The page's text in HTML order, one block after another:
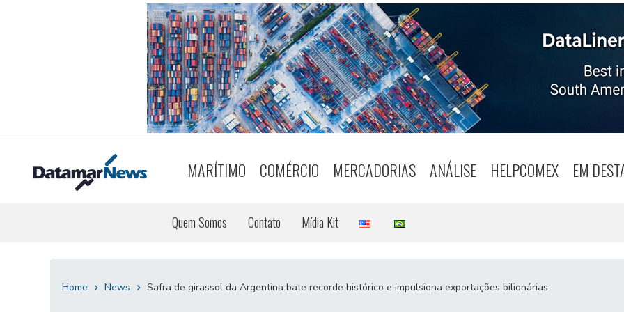
MARÍTIMO COMÉRCIO MERCADORIAS ANÁLISE HELPCOMEX EM
Quem Somos Contato Mídia Kit
Home News Safra de girassol da Argentina bate recorde histórico e impulsiona exportações bilionárias